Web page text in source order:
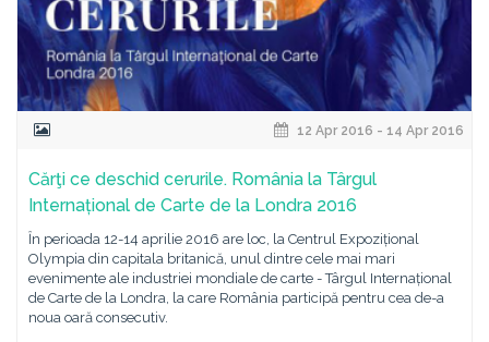
12 Apr 2016 - 14 Apr 2016
Cărţi ce deschid cerurile. România la Târgul
Internațional de Carte de la Londra 2016
Ȋn perioada 12-14 aprilie 2016 are loc, la Centrul Expozițional
Olympia din capitala britanică, unul dintre cele mai mari
evenimente ale industriei mondiale de carte - Târgul Internațional
de Carte de la Londra, la care România participă pentru cea de-a
noua oară consecutiv.